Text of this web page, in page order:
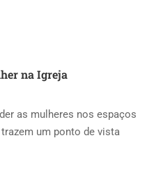
na Igreja
as mulheres nos espaços
um ponto de vista